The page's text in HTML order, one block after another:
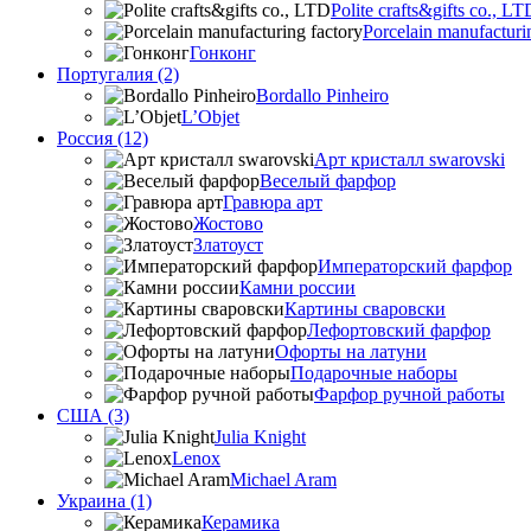
Polite crafts&gifts co.,
Porcelain
Гонконг
Португалия (2)
Bordallo Pinheiro
L’Objet
Россия (12)
Арт кристалл swarovski
Веселый фарфор
Гравюра арт
Жостово
Златоуст
Императорский фарфор
Камни россии
Картины сваровски
Лефортовский фарфор
Офорты на латуни
Подарочные наборы
Фарфор ручной работы
США (3)
Julia Knight
Lenox
Michael Aram
Украина (1)
Керамика